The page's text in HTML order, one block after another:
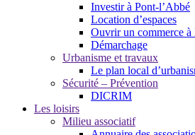
Investir à Pont-l’Abbé
Location d’espaces
Ouvrir un commerce à
Démarchage
Urbanisme et travaux
Le plan local
Sécurité – Prévention
DICRIM
Les loisirs
Milieu associatif